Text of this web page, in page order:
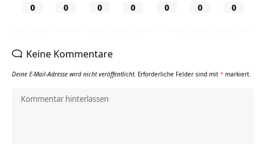
0 0 0 0 0 0 0
Keine Kommentare
Deine E-Mail-Adresse wird nicht veröffentlicht. Erforderliche Felder sind mit * markiert.